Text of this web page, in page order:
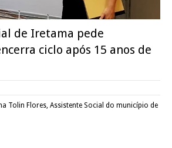
de Iretama pede
ciclo após 15 anos de
Tolin Flores, Assistente Social do município de